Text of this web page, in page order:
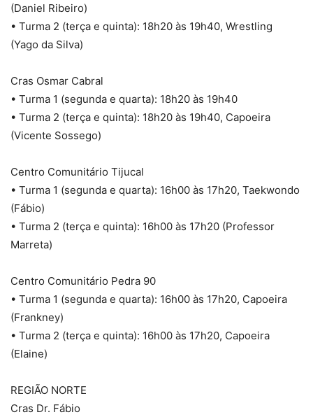
(Daniel Ribeiro)
• Turma 2 (terça e quinta): 18h20 às 19h40, Wrestling
(Yago da Silva)
Cras Osmar Cabral
• Turma 1 (segunda e quarta): 18h20 às 19h40
• Turma 2 (terça e quinta): 18h20 às 19h40, Capoeira
(Vicente Sossego)
Centro Comunitário Tijucal
• Turma 1 (segunda e quarta): 16h00 às 17h20, Taekwondo
(Fábio)
• Turma 2 (terça e quinta): 16h00 às 17h20 (Professor
Marreta)
Centro Comunitário Pedra 90
• Turma 1 (segunda e quarta): 16h00 às 17h20, Capoeira
(Frankney)
• Turma 2 (terça e quinta): 16h00 às 17h20, Capoeira
(Elaine)
REGIÃO NORTE
Cras Dr. Fábio